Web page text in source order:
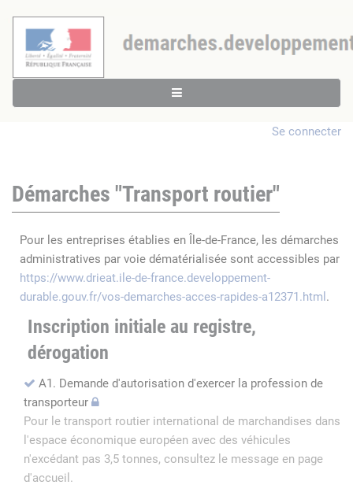
Se connecter
Démarches "Transport routier"
Pour les entreprises établies en Île-de-France, les démarches
administratives par voie dématérialisée sont accessibles par
https://www.drieat.ile-de-france.developpement-
durable.gouv.fr/vos-demarches-acces-rapides-a12371.html .
Inscription initiale au registre,
dérogation
A1. Demande d'autorisation d'exercer la profession de
transporteur
Pour le transport routier international de marchandises dans
l'espace économique européen avec des véhicules
n'excédant pas 3,5 tonnes, consultez le message en page
d'accueil.